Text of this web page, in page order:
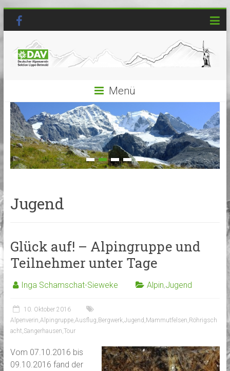
Menü
Jugend
Glück auf! – Alpingruppe und
Teilnehmer unter Tage
Inga Schamschat-Sieweke Alpin,Jugend
10. Oktober 2016
Alpenverin Alpingruppe, Ausflug Bergwerk, Jugend Mammutfelsen Röhrigsch
acht Sangerhausen Tour
Vom 07.10.2016 bis
09.10.2016 fand der